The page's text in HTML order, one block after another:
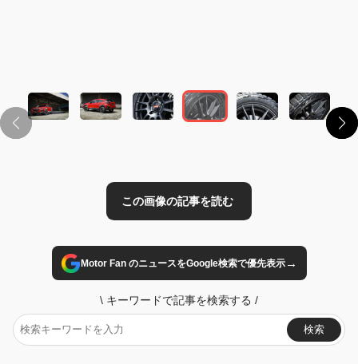
Motor Fan のニュースをGoogle検索で優先表示→
\ キーワードで記事を検索する /
検索